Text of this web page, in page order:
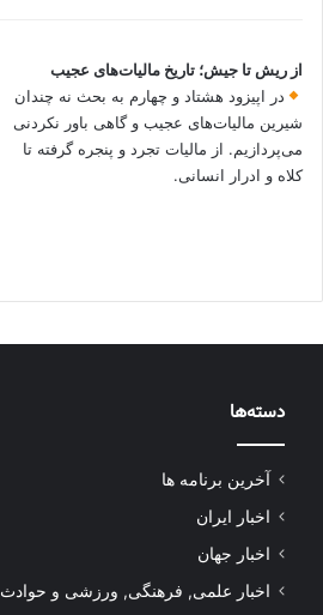
از ریش تا جیش؛ تاریخ مالیات‌های عجیب
در اپیزود هشتاد و چهارم به بحث نه چندان
شیرین مالیات‌های عجیب و گاهی باور نکردنی‌
می‌پردازیم. از مالیات تجرد و پنجره گرفته تا
کلاه و ادرار انسانی.
دسته‌ها
آخرین برنامه ها
اخبار ایران
اخبار جهان
اخبار علمی, فرهنگی, ورزشی و حوادث